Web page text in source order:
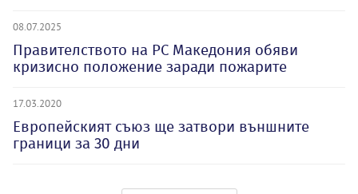
08.07.2025
Правителството на РС Македония обяви
кризисно положение заради пожарите
17.03.2020
Европейският съюз ще затвори външните
граници за 30 дни